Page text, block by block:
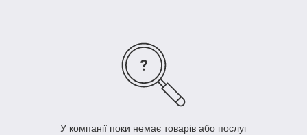
У компанії поки немає товарів або послуг